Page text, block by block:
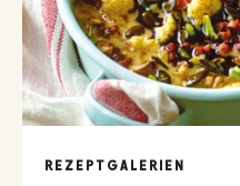
REZEPTGALERIEN